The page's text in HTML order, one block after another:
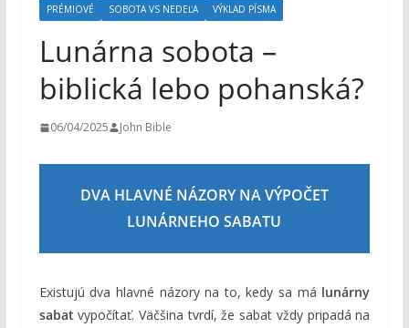
m
PRÉMIOVÉ SOBOTA VS NEDEĽA VÝKLAD PÍSMA
Lunárna sobota –
biblická lebo pohanská?
06/04/2025 John Bible
DVA HLAVNÉ NÁZORY NA VÝPOČET
LUNÁRNEHO SABATU
Existujú dva hlavné názory na to, kedy sa má lunárny
sabat vypočítať. Väčšina tvrdí, že sabat vždy pripadá na